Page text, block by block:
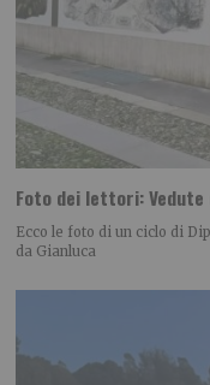
Foto dei lettori: Vedute
Ecco le foto di un ciclo di
da Gianluca